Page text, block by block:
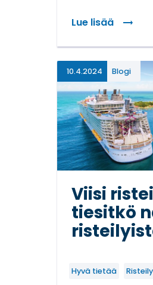
Lue lisää
: Näin nautit
10.4.2024 Blogi
Viisi
tiesitkö
Hyvä tietää